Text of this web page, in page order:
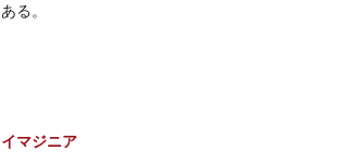
ある。
イマジニア